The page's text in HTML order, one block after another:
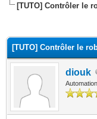
[TUTO] Contrôler le
[TUTO] Contrôler le
diouk